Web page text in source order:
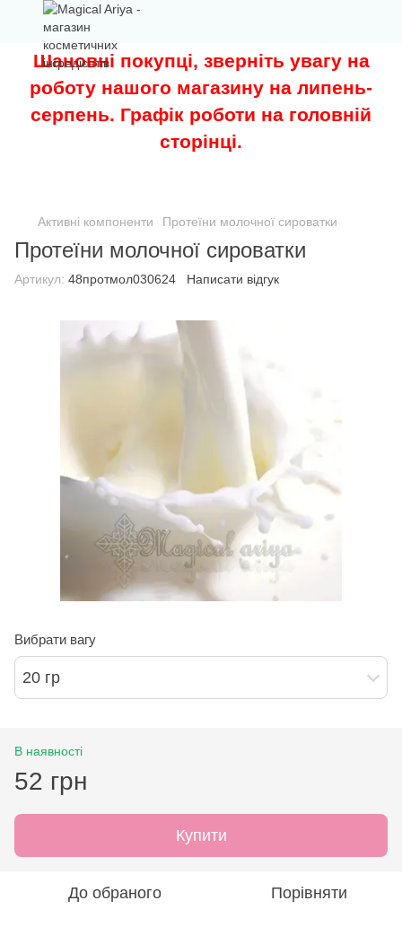
Шановні покупці, зверніть увагу на
роботу нашого магазину на липень-
серпень. Графік роботи на головній
сторінці.
Активні компоненти Протеїни молочної сироватки
Протеїни молочної сироватки
Артикул: 48протмол030624 Написати відгук
Вибрати вагу
20 гр
В наявності
52 грн
Купити
До обраного Порівняти